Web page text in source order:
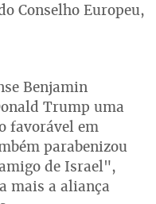
Conselho Europeu,
Benjamin
Trump uma
favorável em
parabenizou
de Israel",
mais a aliança